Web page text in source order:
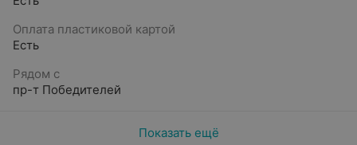
В салонах красоты «Мастера ножниц» работают
только с качественной и сертифицированной
косметикой. В основном используют такие
Blowout и другие. В наличии широкая палитра
цветов и оттенков. Многие косметические
Оплата пластиковой картой
Есть
Рядом с
пр-т Победителей
Показать ещё